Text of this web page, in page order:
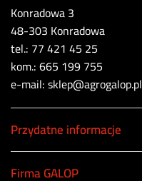
Konradowa 3
48-303 Konradowa
tel.: 77 421 45 25
kom.: 665 199 755
e-mail: sklep@agrogalop.pl
Przydatne informacje
Firma GALOP